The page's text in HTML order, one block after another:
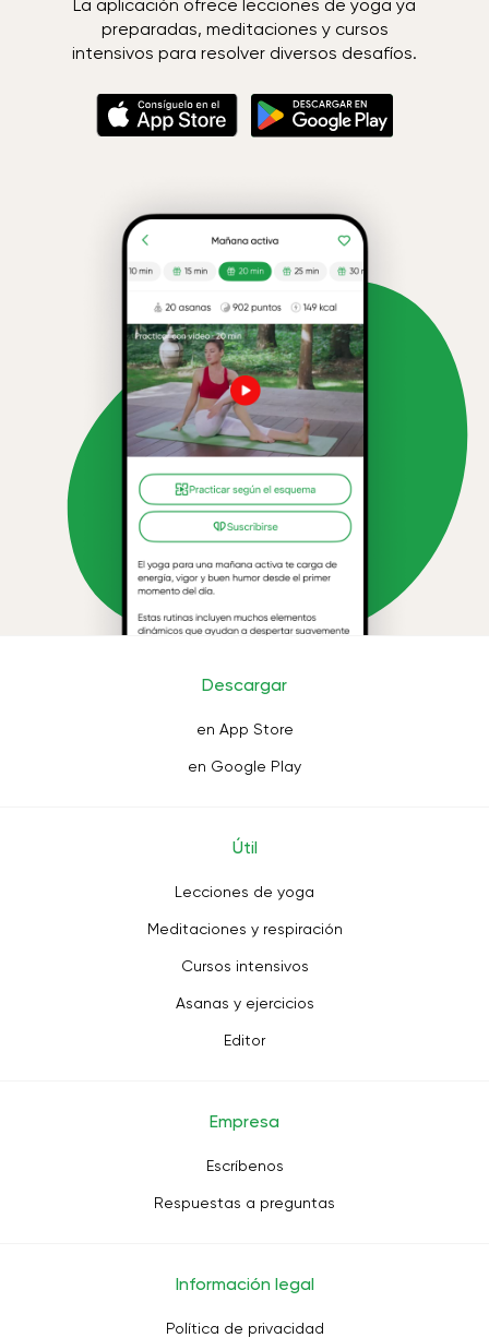
La aplicación ofrece lecciones de yoga ya
preparadas, meditaciones y cursos
intensivos para resolver diversos desafíos.
Descargar
en App Store
en Google Play
Útil
Lecciones de yoga
Meditaciones y respiración
Cursos intensivos
Asanas y ejercicios
Editor
Empresa
Escríbenos
Respuestas a preguntas
Información legal
Política de privacidad